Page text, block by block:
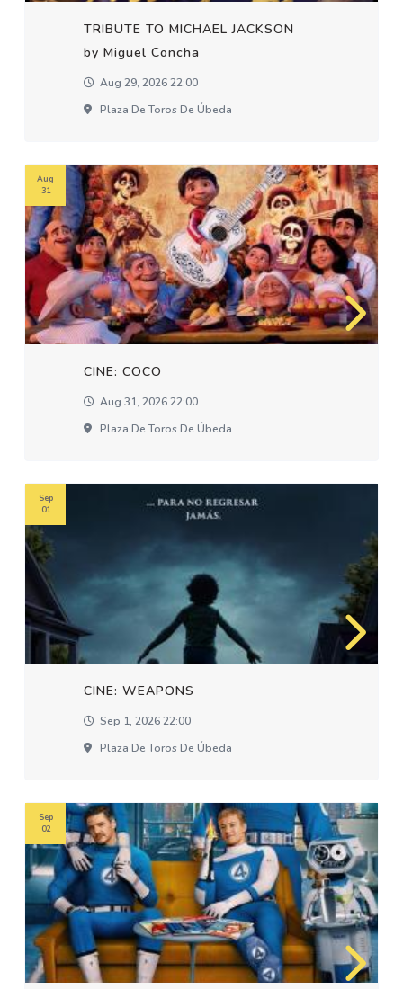
TRIBUTE TO MICHAEL JACKSON
by Miguel Concha
Aug 29, 2026 22:00
Plaza De Toros De Úbeda
CINE: COCO
Aug 31, 2026 22:00
Plaza De Toros De Úbeda
Aug
31
CINE: WEAPONS
Sep 1, 2026 22:00
Plaza De Toros De Úbeda
Sep
01
Sep
02